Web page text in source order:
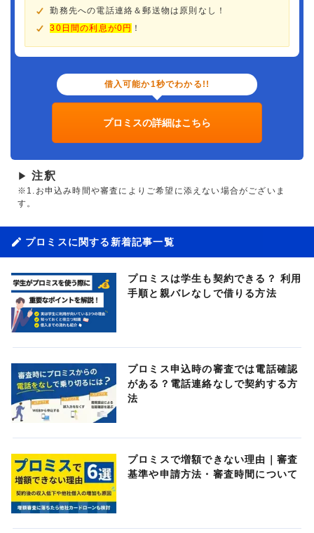
勤務先への電話連絡＆郵送物は原則なし！
30日間の利息が0円 ！
借入可能か1秒でわかる!!
プロミスの詳細はこちら
▶ 注釈
※1.お申込み時間や審査によりご希望に添えない場合がございま
す。
プロミスに関する新着記事一覧
プロミスは学生も契約できる？ 利用
手順と親バレなしで借りる方法
プロミス申込時の審査では電話確認
がある？電話連絡なしで契約する方
法
プロミスで増額できない理由｜審査
基準や申請方法・審査時間について